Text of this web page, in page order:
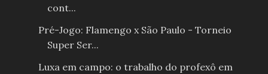
cont...
Pré-Jogo: Flamengo x São Paulo - Torneio
Super Ser...
Luxa em campo: o trabalho do profexô em